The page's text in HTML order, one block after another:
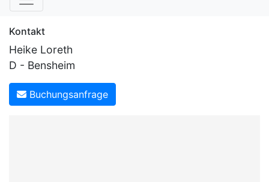
Kontakt
Heike Loreth
D - Bensheim
Buchungsanfrage